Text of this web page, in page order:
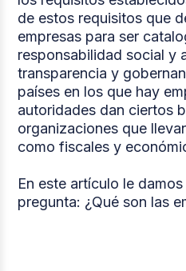
de estos requisitos que
empresas para ser
responsabilidad social y
transparencia y
países en los que hay
autoridades dan ciertos
organizaciones que
como fiscales y
En este artículo le
pregunta: ¿Qué son las